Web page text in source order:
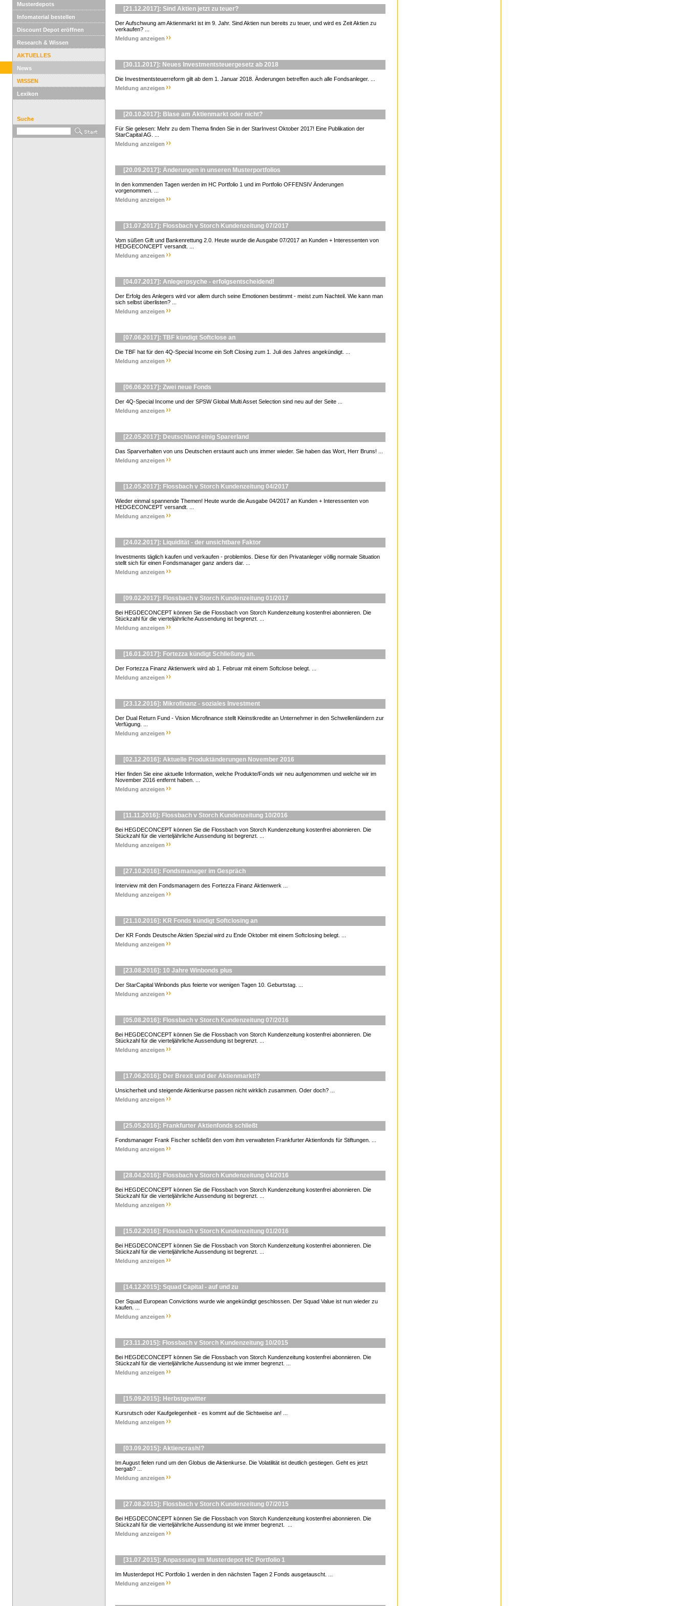
Musterdepots
Infomaterial bestellen
Discount Depot eröffnen
Research & Wissen
AKTUELLES
News
WISSEN
Lexikon
Suche
[21.12.2017]: Sind Aktien jetzt zu teuer?
Der Aufschwung am Aktienmarkt ist im 9. Jahr. Sind Aktien nun bereits zu teuer, und wird es Zeit Aktien zu
verkaufen? ...
Meldung anzeigen
[30.11.2017]: Neues Investmentsteuergesetz ab 2018
Die Investmentsteuerreform gilt ab dem 1. Januar 2018. Änderungen betreffen auch alle Fondsanleger. ...
Meldung anzeigen
[20.10.2017]: Blase am Aktienmarkt oder nicht?
Für Sie gelesen: Mehr zu dem Thema finden Sie in der StarInvest Oktober 2017! Eine Publikation der
StarCapital AG. ...
Meldung anzeigen
[20.09.2017]: Änderungen in unseren Musterportfolios
In den kommenden Tagen werden im HC Portfolio 1 und im Portfolio OFFENSIV Änderungen
vorgenommen. ...
Meldung anzeigen
[31.07.2017]: Flossbach v Storch Kundenzeitung 07/2017
Vom süßen Gift und Bankenrettung 2.0. Heute wurde die Ausgabe 07/2017 an Kunden + Interessenten von
HEDGECONCEPT versandt. ...
Meldung anzeigen
[04.07.2017]: Anlegerpsyche - erfolgsentscheidend!
Der Erfolg des Anlegers wird vor allem durch seine Emotionen bestimmt - meist zum Nachteil. Wie kann man
sich selbst überlisten? ...
Meldung anzeigen
[07.06.2017]: TBF kündigt Softclose an
Die TBF hat für den 4Q-Special Income ein Soft Closing zum 1. Juli des Jahres angekündigt. ...
Meldung anzeigen
[06.06.2017]: Zwei neue Fonds
Der 4Q-Special Income und der SPSW Global Multi Asset Selection sind neu auf der Seite ...
Meldung anzeigen
[22.05.2017]: Deutschland einig Sparerland
Das Sparverhalten von uns Deutschen erstaunt auch uns immer wieder. Sie haben das Wort, Herr Bruns! ...
Meldung anzeigen
[12.05.2017]: Flossbach v Storch Kundenzeitung 04/2017
Wieder einmal spannende Themen! Heute wurde die Ausgabe 04/2017 an Kunden + Interessenten von
HEDGECONCEPT versandt. ...
Meldung anzeigen
[24.02.2017]: Liquidität - der unsichtbare Faktor
Investments täglich kaufen und verkaufen - problemlos. Diese für den Privatanleger völlig normale Situation
stellt sich für einen Fondsmanager ganz anders dar. ...
Meldung anzeigen
[09.02.2017]: Flossbach v Storch Kundenzeitung 01/2017
Bei HEGDECONCEPT können Sie die Flossbach von Storch Kundenzeitung kostenfrei abonnieren. Die
Stückzahl für die vierteljährliche Aussendung ist begrenzt. ...
Meldung anzeigen
[16.01.2017]: Fortezza kündigt Schließung an.
Der Fortezza Finanz Aktienwerk wird ab 1. Februar mit einem Softclose belegt. ...
Meldung anzeigen
[23.12.2016]: Mikrofinanz - soziales Investment
Der Dual Return Fund - Vision Microfinance stellt Kleinstkredite an Unternehmer in den Schwellenländern zur
Verfügung. ...
Meldung anzeigen
[02.12.2016]: Aktuelle Produktänderungen November 2016
Hier finden Sie eine aktuelle Information, welche Produkte/Fonds wir neu aufgenommen und welche wir im
November 2016 entfernt haben. ...
Meldung anzeigen
[11.11.2016]: Flossbach v Storch Kundenzeitung 10/2016
Bei HEGDECONCEPT können Sie die Flossbach von Storch Kundenzeitung kostenfrei abonnieren. Die
Stückzahl für die vierteljährliche Aussendung ist begrenzt. ...
Meldung anzeigen
[27.10.2016]: Fondsmanager im Gespräch
Interview mit den Fondsmanagern des Fortezza Finanz Aktienwerk ...
Meldung anzeigen
[21.10.2016]: KR Fonds kündigt Softclosing an
Der KR Fonds Deutsche Aktien Spezial wird zu Ende Oktober mit einem Softclosing belegt. ...
Meldung anzeigen
[23.08.2016]: 10 Jahre Winbonds plus
Der StarCapital Winbonds plus feierte vor wenigen Tagen 10. Geburtstag. ...
Meldung anzeigen
[05.08.2016]: Flossbach v Storch Kundenzeitung 07/2016
Bei HEGDECONCEPT können Sie die Flossbach von Storch Kundenzeitung kostenfrei abonnieren. Die
Stückzahl für die vierteljährliche Aussendung ist begrenzt. ...
Meldung anzeigen
[17.06.2016]: Der Brexit und der Aktienmarkt!?
Unsicherheit und steigende Aktienkurse passen nicht wirklich zusammen. Oder doch? ...
Meldung anzeigen
[25.05.2016]: Frankfurter Aktienfonds schließt
Fondsmanager Frank Fischer schließt den vom ihm verwalteten Frankfurter Aktienfonds für Stiftungen. ...
Meldung anzeigen
[28.04.2016]: Flossbach v Storch Kundenzeitung 04/2016
Bei HEGDECONCEPT können Sie die Flossbach von Storch Kundenzeitung kostenfrei abonnieren. Die
Stückzahl für die vierteljährliche Aussendung ist begrenzt. ...
Meldung anzeigen
[15.02.2016]: Flossbach v Storch Kundenzeitung 01/2016
Bei HEGDECONCEPT können Sie die Flossbach von Storch Kundenzeitung kostenfrei abonnieren. Die
Stückzahl für die vierteljährliche Aussendung ist begrenzt. ...
Meldung anzeigen
[14.12.2015]: Squad Capital - auf und zu
Der Squad European Convictions wurde wie angekündigt geschlossen. Der Squad Value ist nun wieder zu
kaufen. ...
Meldung anzeigen
[23.11.2015]: Flossbach v Storch Kundenzeitung 10/2015
Bei HEGDECONCEPT können Sie die Flossbach von Storch Kundenzeitung kostenfrei abonnieren. Die
Stückzahl für die vierteljährliche Aussendung ist wie immer begrenzt. ...
Meldung anzeigen
[15.09.2015]: Herbstgewitter
Kursrutsch oder Kaufgelegenheit - es kommt auf die Sichtweise an! ...
Meldung anzeigen
[03.09.2015]: Aktiencrash!?
Im August fielen rund um den Globus die Aktienkurse. Die Volatilität ist deutlich gestiegen. Geht es jetzt
bergab? ...
Meldung anzeigen
[27.08.2015]: Flossbach v Storch Kundenzeitung 07/2015
Bei HEGDECONCEPT können Sie die Flossbach von Storch Kundenzeitung kostenfrei abonnieren. Die
Stückzahl für die vierteljährliche Aussendung ist wie immer begrenzt. ...
Meldung anzeigen
[31.07.2015]: Anpassung im Musterdepot HC Portfolio 1
Im Musterdepot HC Portfolio 1 werden in den nächsten Tagen 2 Fonds ausgetauscht. ...
Meldung anzeigen